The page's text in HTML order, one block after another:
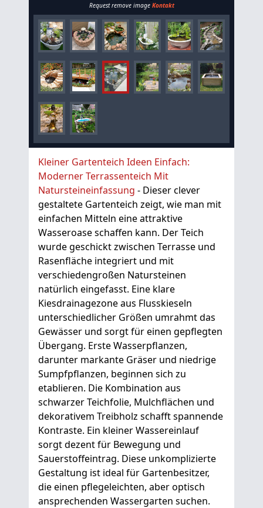
Request remove image Kontakt
Kleiner Gartenteich Ideen Einfach:
Moderner Terrassenteich Mit
Natursteineinfassung - Dieser clever
gestaltete Gartenteich zeigt, wie man mit
einfachen Mitteln eine attraktive
Wasseroase schaffen kann. Der Teich
wurde geschickt zwischen Terrasse und
Rasenfläche integriert und mit
verschiedengroßen Natursteinen
natürlich eingefasst. Eine klare
Kiesdrainagezone aus Flusskieseln
unterschiedlicher Größen umrahmt das
Gewässer und sorgt für einen gepflegten
Übergang. Erste Wasserpflanzen,
darunter markante Gräser und niedrige
Sumpfpflanzen, beginnen sich zu
etablieren. Die Kombination aus
schwarzer Teichfolie, Mulchflächen und
dekorativem Treibholz schafft spannende
Kontraste. Ein kleiner Wassereinlauf
sorgt dezent für Bewegung und
Sauerstoffeintrag. Diese unkomplizierte
Gestaltung ist ideal für Gartenbesitzer,
die einen pflegeleichten, aber optisch
ansprechenden Wassergarten suchen.